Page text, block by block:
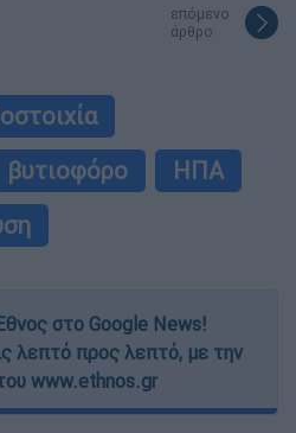
επόμενο
άρθρο
βυτιοφόρο
ΗΠΑ
στο Google News!
λεπτό προς λεπτό, με την
www.ethnos.gr